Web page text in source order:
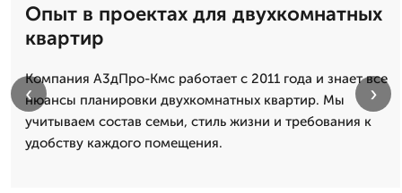
Опыт в проектах для двухкомнатных
квартир
Компания А3дПро-Кмс работает с 2011 года и знает все
нюансы планировки двухкомнатных квартир. Мы
учитываем состав семьи, стиль жизни и требования к
удобству каждого помещения.
‹ ›